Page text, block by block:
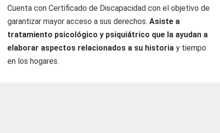
Cuenta con Certificado de Discapacidad con el objetivo de
garantizar mayor acceso a sus derechos. Asiste a
tratamiento psicológico y psiquiátrico que la ayudan a
elaborar aspectos relacionados a su historia y tiempo
en los hogares.